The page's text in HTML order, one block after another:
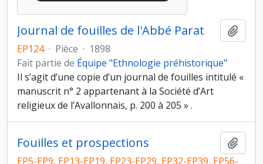
Journal de fouilles de l'Abbé Parat
EP124 · Pièce · 1898
Fait partie de Équipe "Ethnologie préhistorique"
Il s’agit d’une copie d’un journal de fouilles intitulé «
manuscrit n° 2 appartenant à la Société d’Art
religieux de l’Avallonnais, p. 200 à 205 » .
Fouilles et prospections
EP5-EP9, EP13-EP19, EP23-EP29, EP32-EP39, EP56-